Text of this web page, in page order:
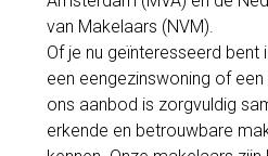
van Makelaars (NVM).
Of je nu geïnteresseerd bent
een eengezinswoning of
ons aanbod is zorgvuldig
erkende en betrouwbare